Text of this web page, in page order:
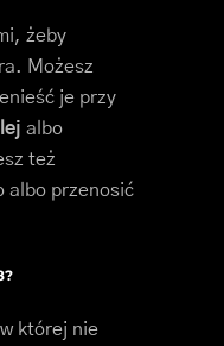
żeby
Możesz
je przy
albo
też
albo przenosić
której nie